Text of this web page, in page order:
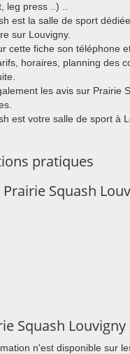
leg press ..) ..
est la salle de sport
sur Louvigny.
cette fiche son téléphone
horaires, planning des
les avis sur Prairie
est votre salle de sport à
pratiques
Squash
Squash Louvigny
n'est disponible sur